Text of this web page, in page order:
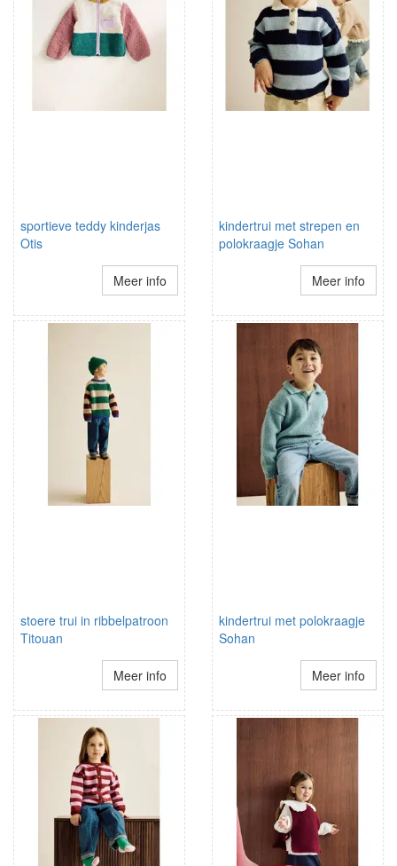
sportieve teddy kinderjas
Otis
Meer info
kindertrui met strepen en
polokraagje Sohan
Meer info
stoere trui in ribbelpatroon
Titouan
Meer info
kindertrui met polokraagje
Sohan
Meer info